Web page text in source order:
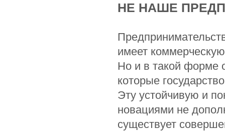
НЕ НАШЕ
имеет
Но и в такой форме
которые
Эту устойчивую и
новациями не
существует